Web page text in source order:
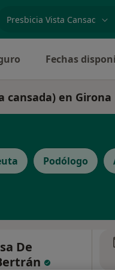
Fechas
cansada) en Girona
Podólogo
De